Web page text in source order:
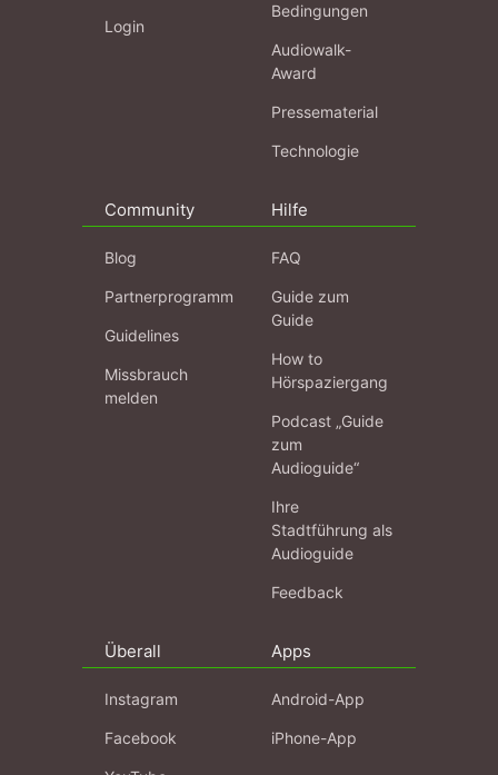
Login
Bedingungen
Audiowalk-
Award
Pressematerial
Technologie
Community
Blog
Partnerprogramm
Guidelines
Missbrauch
melden
Hilfe
FAQ
Guide zum
Guide
How to
Hörspaziergang
Podcast „Guide
zum
Audioguide“
Ihre
Stadtführung als
Audioguide
Feedback
Überall
Instagram
Facebook
Apps
Android-App
iPhone-App